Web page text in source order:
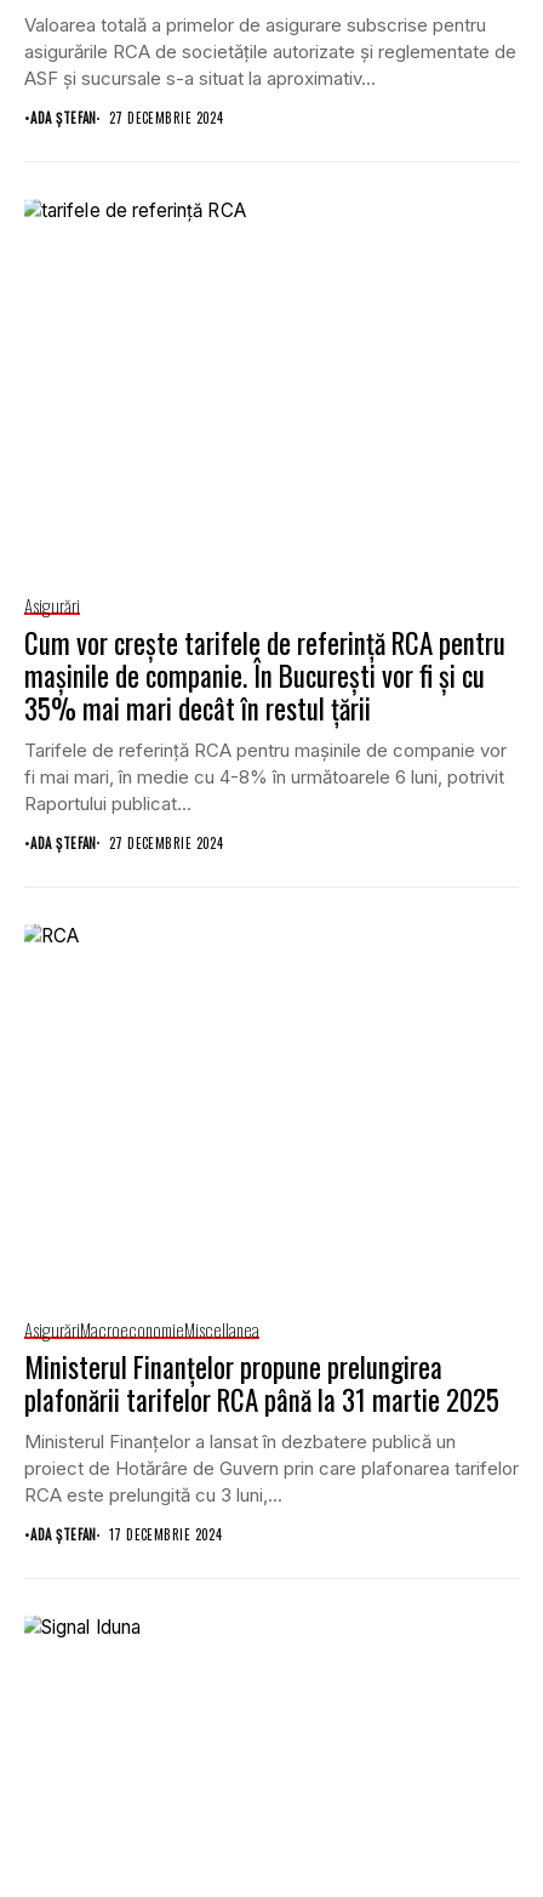
Valoarea totală a primelor de asigurare subscrise pentru
asigurările RCA de societățile autorizate și reglementate de
ASF și sucursale s-a situat la aproximativ...
•ADA ȘTEFAN 27 DECEMBRIE 2024
Asigurări
Cum vor crește tarifele de referință RCA pentru
mașinile de companie. În București vor fi și cu
35% mai mari decât în restul țării
Tarifele de referință RCA pentru mașinile de companie vor
fi mai mari, în medie cu 4-8% în următoarele 6 luni, potrivit
Raportului publicat...
•ADA ȘTEFAN 27 DECEMBRIE 2024
AsigurăriMacroeconomieMiscellanea
Ministerul Finanțelor propune prelungirea
plafonării tarifelor RCA până la 31 martie 2025
Ministerul Finanțelor a lansat în dezbatere publică un
proiect de Hotărâre de Guvern prin care plafonarea tarifelor
RCA este prelungită cu 3 luni,...
•ADA ȘTEFAN 17 DECEMBRIE 2024